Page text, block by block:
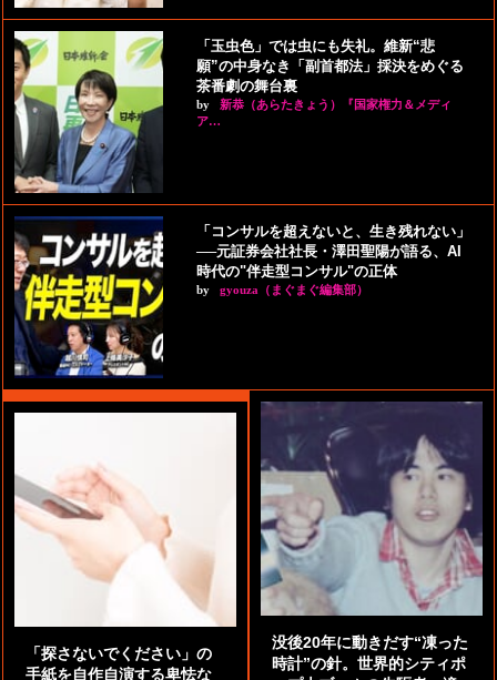
「玉虫色」では虫にも失礼。維新“悲
願”の中身なき「副首都法」採決をめぐる
茶番劇の舞台裏
by
新恭（あらたきょう）『国家権力＆メディ
ア…
「コンサルを超えないと、生き残れない」
──元証券会社社長・澤田聖陽が語る、AI
時代の"伴走型コンサル"の正体
by gyouza（まぐまぐ編集部）
「探さないでください」の
手紙を自作自演する卑怯な
没後20年に動きだす“凍った
時計”の針。世界的シティポ